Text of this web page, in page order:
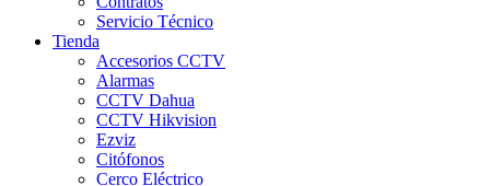
Servicio Técnico
Tienda
Accesorios CCTV
Alarmas
CCTV Dahua
CCTV Hikvision
Ezviz
Citófonos
Cerco Eléctrico